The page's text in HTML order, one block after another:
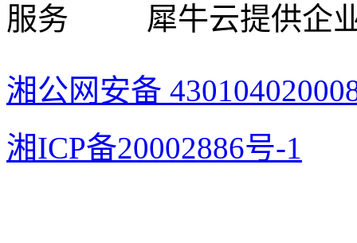
犀牛云提供企
湘公网安备
湘ICP备20002886号-1